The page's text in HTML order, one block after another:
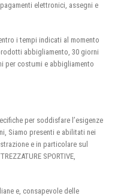
elettronici, assegni e
i tempi indicati al momento
abbigliamento, 30 giorni
per costumi e abbigliamento
per soddisfare l’esigenze
Siamo presenti e abilitati nei
e in particolare sul
SPORTIVE,
e, consapevole delle